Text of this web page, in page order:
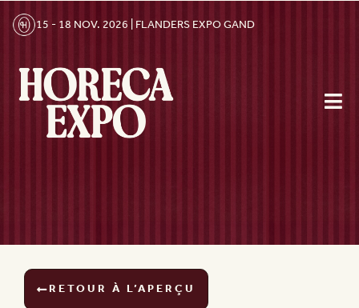
15 - 18 NOV. 2026 | FLANDERS EXPO GAND
RETOUR À L’APERÇU